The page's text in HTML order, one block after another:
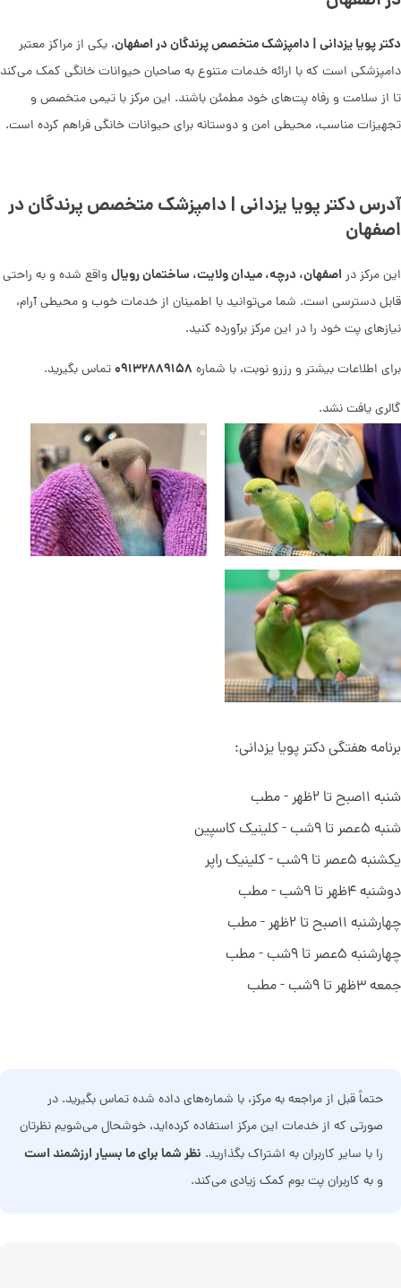
دکتر پویا یزدانی | دامپزشک متخصص پرندگان در اصفهان، یکی از مراکز معتبر
دامپزشکی است که با ارائه خدمات متنوع به صاحبان حیوانات خانگی کمک می‌کند
تا از سلامت و رفاه پت‌های خود مطمئن باشند. این مرکز با تیمی متخصص و
تجهیزات مناسب، محیطی امن و دوستانه برای حیوانات خانگی فراهم کرده است.
آدرس دکتر پویا یزدانی | دامپزشک متخصص پرندگان در
اصفهان
این مرکز دراصفهان، درچه، میدان ولایت، ساختمان رویالواقع شده و به راحتی
قابل دسترسی است. شما می‌توانید با اطمینان از خدمات خوب و محیطی آرام،
نیازهای پت خود را در این مرکز برآورده کنید.
برای اطلاعات بیشتر و رزرو نوبت، با شماره ۰۹۱۳۲۸۸۹۱۵۸تماس بگیرید.
گالری یافت نشد.
برنامه هفتگی دکتر پویا یزدانی:
شنبه ۱۱صبح تا ۲ظهر - مطب
شنبه ۵عصر تا ۹شب - کلینیک کاسپین
یکشنبه ۵عصر تا ۹شب - کلینیک راپر
دوشنبه ۴ظهر تا ۹شب - مطب
چهارشنبه ۱۱صبح تا ۲ظهر - مطب
چهارشنبه ۵عصر تا ۹شب - مطب
جمعه ۳ظهر تا ۹شب - مطب
حتماً قبل از مراجعه به مرکز، با شماره‌های داده شده تماس بگیرید. در
صورتی که از خدمات این مرکز استفاده کرده‌اید، خوشحال می‌شویم نظرتان
را با سایر کاربران به اشتراک بگذارید. نظر شما برای ما بسیار ارزشمند است
و به کاربران پت بوم کمک زیادی می‌کند.